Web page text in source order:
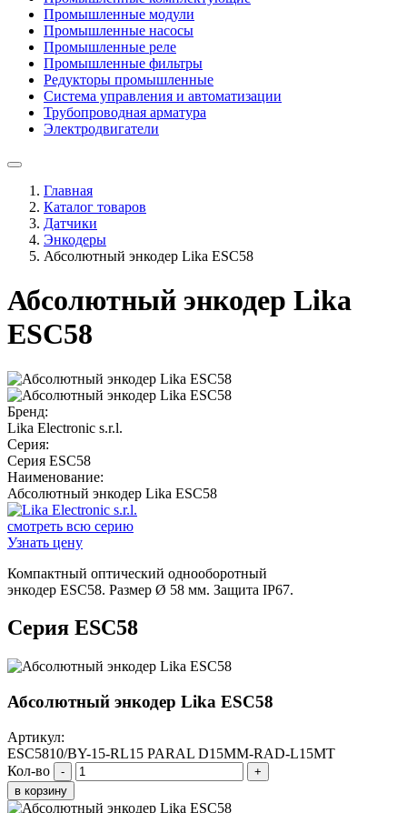
Промышленные модули
Промышленные насосы
Промышленные реле
Промышленные фильтры
Редукторы промышленные
Система управления и автоматизации
Трубопроводная арматура
Электродвигатели
Главная
Каталог товаров
Датчики
Энкодеры
Абсолютный энкодер Lika ESC58
Абсолютный энкодер Lika
ESC58
Бренд:
Lika Electronic s.r.l.
Серия:
Серия ESC58
Наименование:
Абсолютный энкодер Lika ESC58
смотреть всю серию
Узнать цену
Компактный оптический однооборотный
энкодер ESC58. Размер Ø 58 мм. Защита IP67.
Серия ESC58
Абсолютный энкодер Lika ESC58
Артикул:
ESC5810/BY-15-RL15 PARAL D15MM-RAD-L15MT
Кол-во
-
+
в корзину